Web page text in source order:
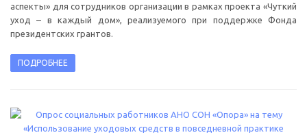
аспекты» для сотрудников организации в рамках проекта «Чуткий
уход – в каждый дом», реализуемого при поддержке Фонда
президентских грантов.
ПОДРОБНЕЕ